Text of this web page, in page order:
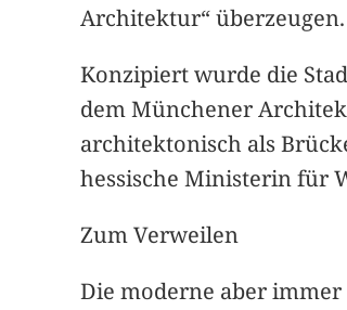
Architektur“ überzeugen.
Konzipiert wurde die
dem Münchener
architektonisch als
hessische Ministerin für
Zum Verweilen
Die moderne aber